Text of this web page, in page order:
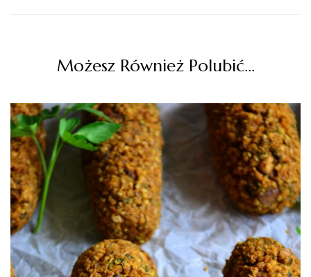
Możesz Również Polubić…